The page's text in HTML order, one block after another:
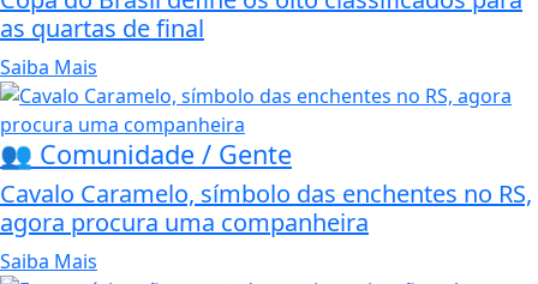
as quartas de final
Saiba Mais
👥 Comunidade / Gente
Cavalo Caramelo, símbolo das enchentes no RS,
agora procura uma companheira
Saiba Mais